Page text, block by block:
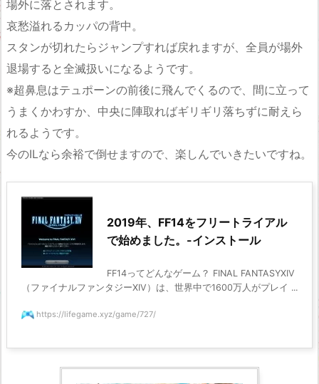
場外に落とされます。
哀愁溢れるカッパの背中。
スタンが切れたらジャンプすれば戻れますが、全員が場外
退場すると全滅扱いになるようです。
※超鼻息はテュポーンの前後に飛んでくるので、間に立って
うまくかわすか、中央に陣取ればギリギリ落ちずに耐えら
れるようです。
今のILなら余裕で倒せますので、楽しんでいきたいですね。
2019年、FF14をフリートライアル
で始めました。-インストール
FF14ってどんなゲーム？ FINAL FANTASYXIV
（ファイナルファンタジーXIV）は、世界中で1600万人がプレイ ...
https://lifegame.xyz/game/727/